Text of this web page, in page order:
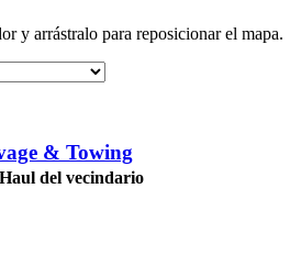
y arrástralo para reposicionar el mapa.
& Towing
del vecindario